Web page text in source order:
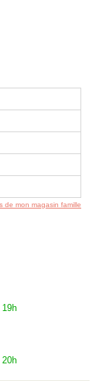
de mon magasin famille